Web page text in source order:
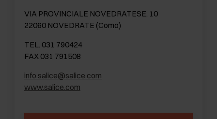
VIA PROVINCIALE NOVEDRATESE, 10
22060 NOVEDRATE (Como)
TEL. 031 790424
FAX 031 791508
info.salice@salice.com
www.salice.com